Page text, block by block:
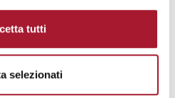
tutti
selezionati
A MILANO E
I LAVORI DI